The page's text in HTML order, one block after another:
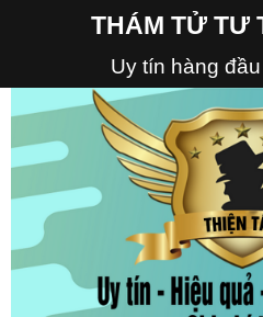
THÁM TỬ TƯ
Uy tín hàng